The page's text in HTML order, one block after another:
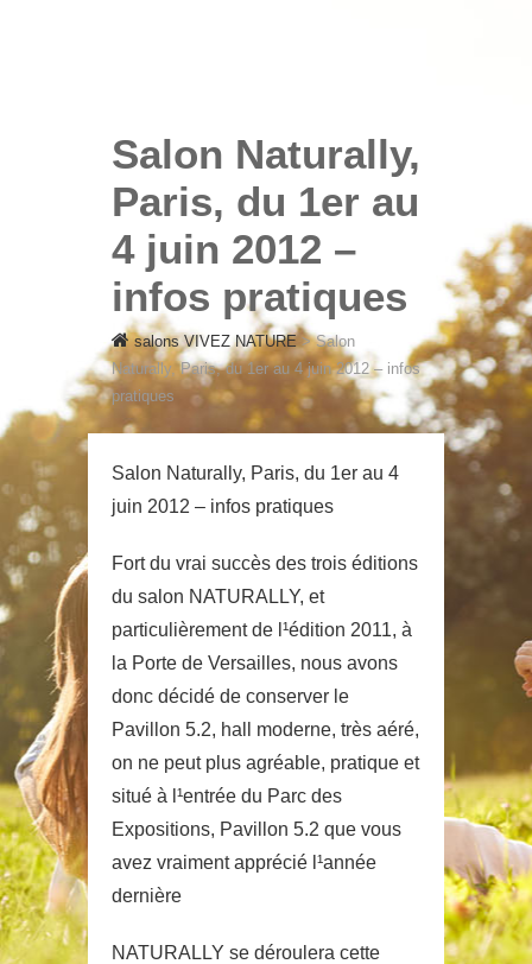
Salon Naturally,
Paris, du 1er au
4 juin 2012 –
infos pratiques
salons VIVEZ NATURE >Salon
Naturally, Paris, du 1er au 4 juin 2012 – infos
pratiques
Salon Naturally, Paris, du 1er au 4
juin 2012 – infos pratiques
Fort du vrai succès des trois éditions
du salon NATURALLY, et
particulièrement de l¹édition 2011, à
la Porte de Versailles, nous avons
donc décidé de conserver le
Pavillon 5.2, hall moderne, très aéré,
on ne peut plus agréable, pratique et
situé à l¹entrée du Parc des
Expositions, Pavillon 5.2 que vous
avez vraiment apprécié l¹année
dernière
NATURALLY se déroulera cette